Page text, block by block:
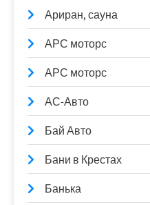
Ариран, сауна
АРС моторс
АРС моторс
АС-Авто
Бай Авто
Бани в Крестах
Банька